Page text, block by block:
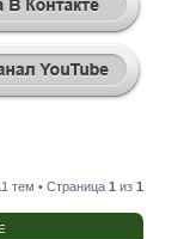
тем • Страница1 из1